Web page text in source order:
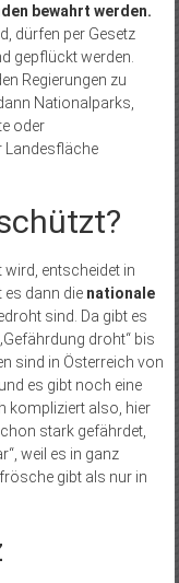
bewahrt werden.
dürfen per Gesetz
gepflückt werden.
Regierungen zu
Nationalparks,
oder
Landesfläche
wird, entscheidet in
es dann die nationale
sind. Da gibt es
droht“ bis
sind in Österreich von
es gibt noch eine
kompliziert also, hier
stark gefährdet,
weil es in ganz
gibt als nur in